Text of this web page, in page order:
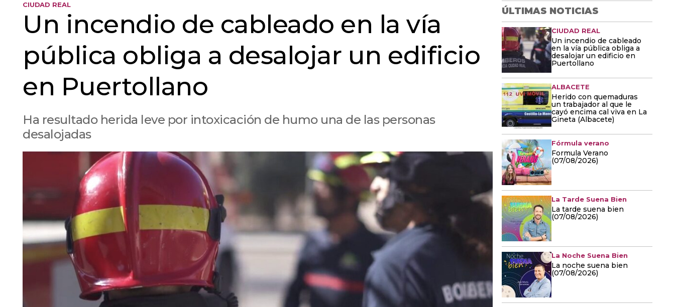
CIUDAD REAL
Un incendio de cableado en la vía
pública obliga a desalojar un edificio
en Puertollano
Ha resultado herida leve por intoxicación de humo una de las personas
desalojadas
ÚLTIMAS NOTICIAS
CIUDAD REAL
Un incendio de cableado
en la vía pública obliga a
desalojar un edificio en
Puertollano
ALBACETE
Herido con quemaduras
un trabajador al que le
cayó encima cal viva en La
Gineta (Albacete)
Fórmula verano
Formula Verano
(07/08/2026)
La Tarde Suena Bien
La tarde suena bien
(07/08/2026)
La Noche Suena Bien
La noche suena bien
(07/08/2026)